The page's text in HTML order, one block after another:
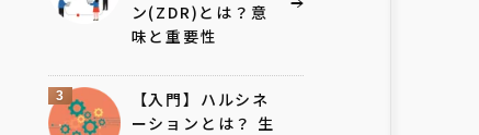
ン(ZDR)とは？意
味と重要性
3
【入門】ハルシネ
ーションとは？ 生